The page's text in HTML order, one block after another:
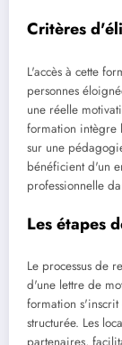
Critères
L'accès à cette
personnes
une réelle
formation intègre
sur une
bénéficient d'un
professionnelle
Les étapes
Le processus de
d'une lettre de
formation
structurée. Les